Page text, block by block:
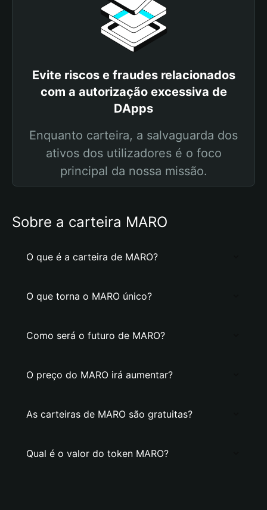
Evite riscos e fraudes relacionados
com a autorização excessiva de
DApps
Enquanto carteira, a salvaguarda dos
ativos dos utilizadores é o foco
principal da nossa missão.
Sobre a carteira MARO
O que é a carteira de MARO?
O que torna o MARO único?
Como será o futuro de MARO?
O preço do MARO irá aumentar?
As carteiras de MARO são gratuitas?
Qual é o valor do token MARO?